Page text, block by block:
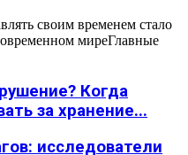
своим временем стало
миреГлавные
Когда
за хранение...
исследователи